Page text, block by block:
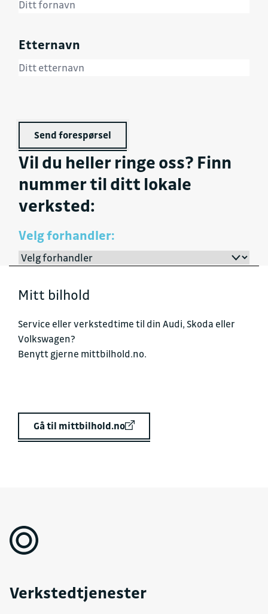
Etternavn
Send forespørsel
Vil du heller ringe oss? Finn
nummer til ditt lokale
verksted:
Velg forhandler:
Mitt bilhold
Service eller verkstedtime til din Audi, Skoda eller
Volkswagen?
Benytt gjerne mittbilhold.no.
Gå til mittbilhold.no
Verkstedtjenester